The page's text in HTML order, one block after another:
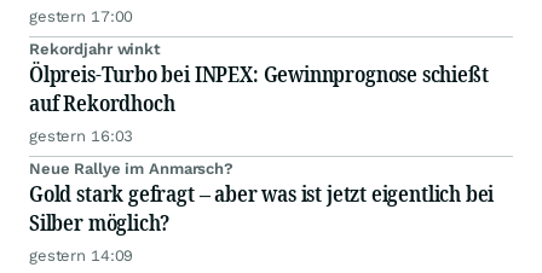
gestern 17:00
Rekordjahr winkt
Ölpreis-Turbo bei INPEX: Gewinnprognose schießt
auf Rekordhoch
gestern 16:03
Neue Rallye im Anmarsch?
Gold stark gefragt – aber was ist jetzt eigentlich bei
Silber möglich?
gestern 14:09